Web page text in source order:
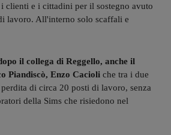
clienti e i cittadini per il sostegno avuto
lavoro. All'interno solo scaffali e
il collega di Reggello, anche il
Piandiscò, Enzo Cacioli che tra i due
di circa 20 posti di lavoro, senza
della Sims che risiedono nel